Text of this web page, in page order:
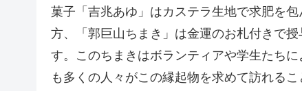
菓子「吉兆あゆ」はカステラ生地で求肥を
方、「郭巨山ちまき」は金運のお札付きで
す。このちまきはボランティアや学生たち
も多くの人々がこの縁起物を求めて訪れるこ